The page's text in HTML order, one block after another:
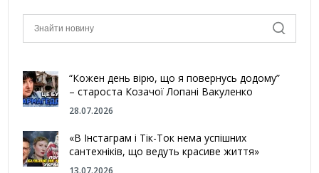
“Кожен день вірю, що я повернусь додому”
– староста Козачої Лопані Вакуленко
28.07.2026
«В Інстаграм і Тік-Ток нема успішних
сантехніків, що ведуть красиве життя»
13.07.2026